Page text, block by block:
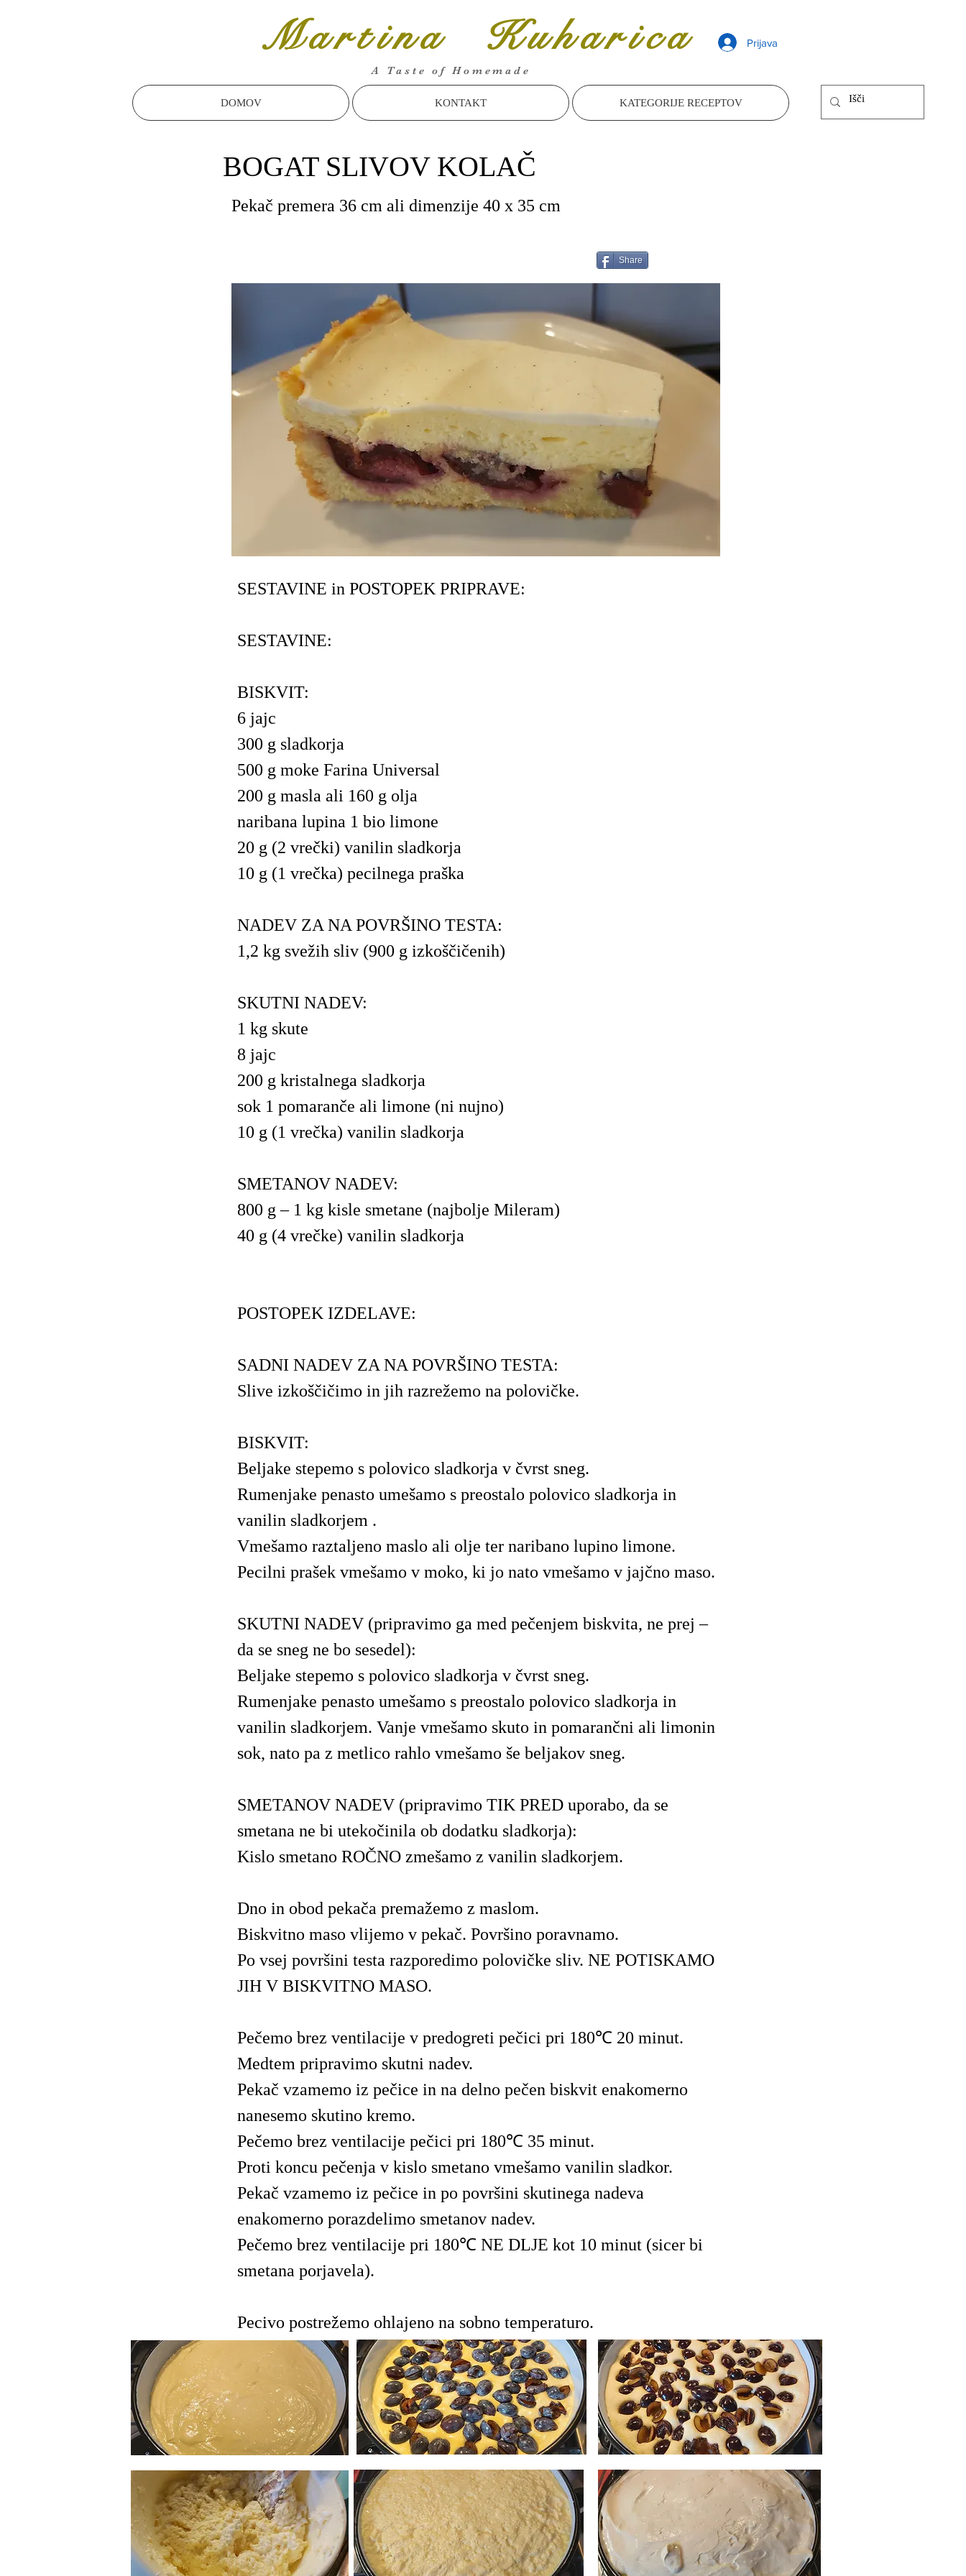
Martina Kuharica Prijava
A Taste of Homemade
DOMOV KONTAKT KATEGORIJE RECEPTOV
BOGAT SLIVOV KOLAČ
Pekač premera 36 cm ali dimenzije 40 x 35 cm
Share
SESTAVINE in POSTOPEK PRIPRAVE:
SESTAVINE:
BISKVIT:
6 jajc
300 g sladkorja
500 g moke Farina Universal
200 g masla ali 160 g olja
naribana lupina 1 bio limone
20 g (2 vrečki) vanilin sladkorja
10 g (1 vrečka) pecilnega praška
NADEV ZA NA POVRŠINO TESTA:
1,2 kg svežih sliv (900 g izkoščičenih)
SKUTNI NADEV:
1 kg skute
8 jajc
200 g kristalnega sladkorja
sok 1 pomaranče ali limone (ni nujno)
10 g (1 vrečka) vanilin sladkorja
SMETANOV NADEV:
800 g – 1 kg kisle smetane (najbolje Mileram)
40 g (4 vrečke) vanilin sladkorja
POSTOPEK IZDELAVE:
SADNI NADEV ZA NA POVRŠINO TESTA:
Slive izkoščičimo in jih razrežemo na polovičke.
BISKVIT:
Beljake stepemo s polovico sladkorja v čvrst sneg.
Rumenjake penasto umešamo s preostalo polovico sladkorja in
vanilin sladkorjem .
Vmešamo raztaljeno maslo ali olje ter naribano lupino limone.
Pecilni prašek vmešamo v moko, ki jo nato vmešamo v jajčno maso.
SKUTNI NADEV (pripravimo ga med pečenjem biskvita, ne prej –
da se sneg ne bo sesedel):
Beljake stepemo s polovico sladkorja v čvrst sneg.
Rumenjake penasto umešamo s preostalo polovico sladkorja in
vanilin sladkorjem. Vanje vmešamo skuto in pomarančni ali limonin
sok, nato pa z metlico rahlo vmešamo še beljakov sneg.
SMETANOV NADEV (pripravimo TIK PRED uporabo, da se
smetana ne bi utekočinila ob dodatku sladkorja):
Kislo smetano ROČNO zmešamo z vanilin sladkorjem.
Dno in obod pekača premažemo z maslom.
Biskvitno maso vlijemo v pekač. Površino poravnamo.
Po vsej površini testa razporedimo polovičke sliv. NE POTISKAMO
JIH V BISKVITNO MASO.
Pečemo brez ventilacije v predogreti pečici pri 180℃ 20 minut.
Medtem pripravimo skutni nadev.
Pekač vzamemo iz pečice in na delno pečen biskvit enakomerno
nanesemo skutino kremo.
Pečemo brez ventilacije pečici pri 180℃ 35 minut.
Proti koncu pečenja v kislo smetano vmešamo vanilin sladkor.
Pekač vzamemo iz pečice in po površini skutinega nadeva
enakomerno porazdelimo smetanov nadev.
Pečemo brez ventilacije pri 180℃ NE DLJE kot 10 minut (sicer bi
smetana porjavela).
Pecivo postrežemo ohlajeno na sobno temperaturo.